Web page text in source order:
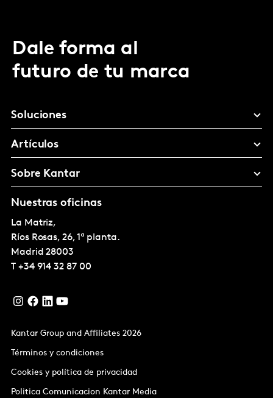
Dale forma al
futuro de tu marca
Soluciones
Artículos
Sobre Kantar
Nuestras oficinas
La Matriz,
Ríos Rosas, 26, 1ª planta.
Madrid 28003
T +34 914 32 87 00
Kantar Group and Affiliates 2026
Términos y condiciones
Cookies y política de privacidad
Politica Comunicacion Kantar Media